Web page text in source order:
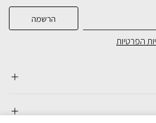
הפרטיות